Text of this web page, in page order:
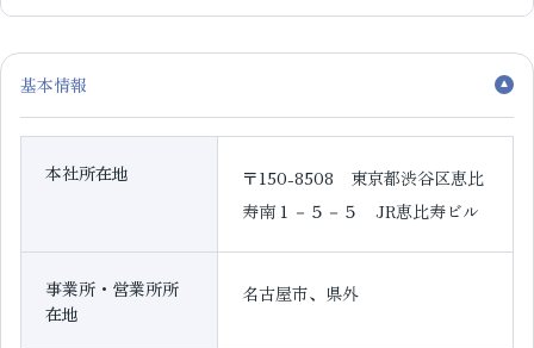
基本情報
本社所在地
〒150-8508 東京都渋谷区恵比
寿南１－５－５ JR恵比寿ビル
事業所・営業所所
在地
名古屋市、県外